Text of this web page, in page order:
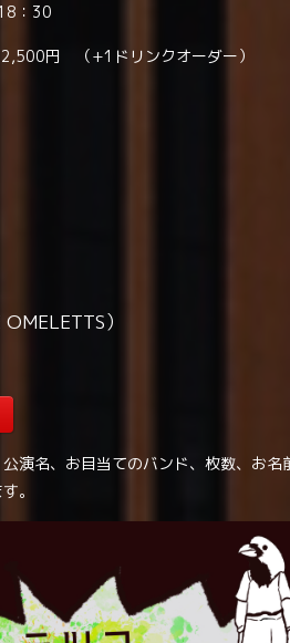
：30
円 （+1ドリンクオーダー）
）
演名、お目当てのバンド、枚数、お名
。